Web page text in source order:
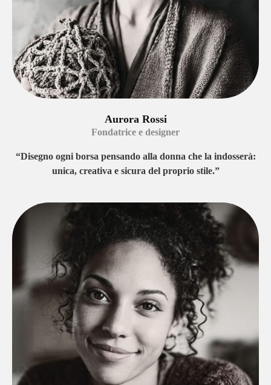
Aurora Rossi
Fondatrice e designer
“Disegno ogni borsa pensando alla donna che la indosserà:
unica, creativa e sicura del proprio stile.”